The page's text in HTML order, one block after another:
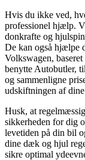
Hvis du ikke ved,
professionel hjælp.
donkrafte og
De kan også hjælpe
Volkswagen,
benytte Autobutler,
og sammenligne
udskiftningen af
Husk, at
sikkerheden for dig
levetiden på din bil
dine dæk og hjul
sikre optimal